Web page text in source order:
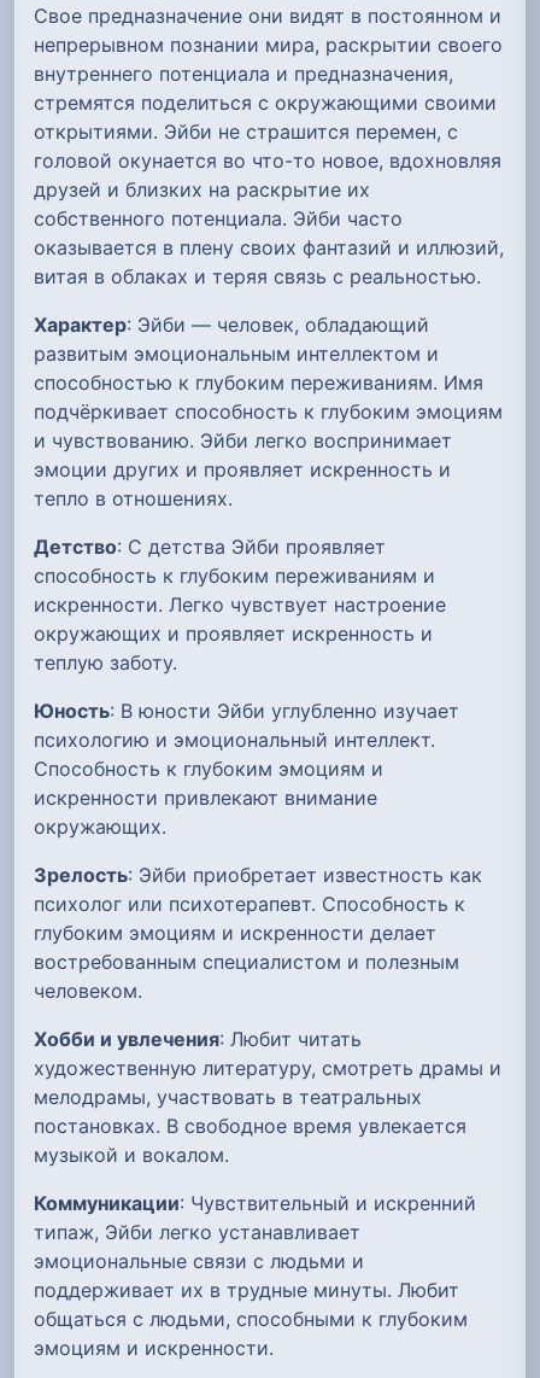
Свое предназначение они видят в постоянном и
непрерывном познании мира, раскрытии своего
внутреннего потенциала и предназначения,
стремятся поделиться с окружающими своими
открытиями. Эйби не страшится перемен, с
головой окунается во что-то новое, вдохновляя
друзей и близких на раскрытие их
собственного потенциала. Эйби часто
оказывается в плену своих фантазий и иллюзий,
витая в облаках и теряя связь с реальностью.
Характер: Эйби — человек, обладающий
развитым эмоциональным интеллектом и
способностью к глубоким переживаниям. Имя
подчёркивает способность к глубоким эмоциям
и чувствованию. Эйби легко воспринимает
эмоции других и проявляет искренность и
тепло в отношениях.
Детство: С детства Эйби проявляет
способность к глубоким переживаниям и
искренности. Легко чувствует настроение
окружающих и проявляет искренность и
теплую заботу.
Юность: В юности Эйби углубленно изучает
психологию и эмоциональный интеллект.
Способность к глубоким эмоциям и
искренности привлекают внимание
окружающих.
Зрелость: Эйби приобретает известность как
психолог или психотерапевт. Способность к
глубоким эмоциям и искренности делает
востребованным специалистом и полезным
человеком.
Хобби и увлечения: Любит читать
художественную литературу, смотреть драмы и
мелодрамы, участвовать в театральных
постановках. В свободное время увлекается
музыкой и вокалом.
Коммуникации: Чувствительный и искренний
типаж, Эйби легко устанавливает
эмоциональные связи с людьми и
поддерживает их в трудные минуты. Любит
общаться с людьми, способными к глубоким
эмоциям и искренности.